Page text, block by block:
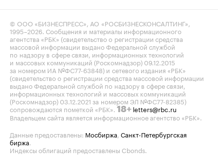
© ООО «БИЗНЕСПРЕСС», АО «РОСБИЗНЕСКОНСАЛТИНГ»,
1995–2026. Сообщения и материалы информационного
агентства «РБК» (свидетельство о регистрации средства
массовой информации выдано Федеральной службой
по надзору в сфере связи, информационных технологий
и массовых коммуникаций (Роскомнадзор) 09.12.2015
за номером ИА №ФС77-63848) и сетевого издания «РБК»
(свидетельство о регистрации средства массовой информации
выдано Федеральной службой по надзору в сфере связи,
информационных технологий и массовых коммуникаций
(Роскомнадзор) 03.12.2021 за номером ЭЛ №ФС77-82385)
сопровождаются пометкой «РБК». 18+ letters@rbc.ru
Владельцем сайта является информационное агентство «РБК».
Данные предоставлены: Мосбиржа, Санкт-Петербургская
биржа.
Индексы облигаций предоставлены Cbonds.